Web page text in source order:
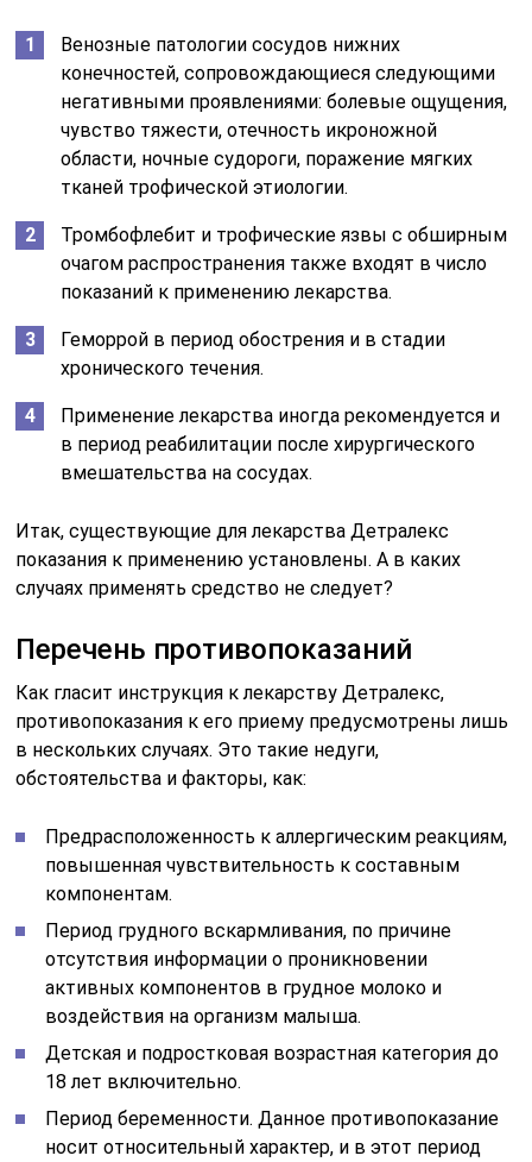
Венозные патологии сосудов нижних
конечностей, сопровождающиеся следующими
негативными проявлениями: болевые ощущения,
чувство тяжести, отечность икроножной
области, ночные судороги, поражение мягких
тканей трофической этиологии.
Тромбофлебит и трофические язвы с обширным
очагом распространения также входят в число
показаний к применению лекарства.
Геморрой в период обострения и в стадии
хронического течения.
Применение лекарства иногда рекомендуется и
в период реабилитации после хирургического
вмешательства на сосудах.
Итак, существующие для лекарства Детралекс
показания к применению установлены. А в каких
случаях применять средство не следует?
Перечень противопоказаний
Как гласит инструкция к лекарству Детралекс,
противопоказания к его приему предусмотрены лишь
в нескольких случаях. Это такие недуги,
обстоятельства и факторы, как:
Предрасположенность к аллергическим реакциям,
повышенная чувствительность к составным
компонентам.
Период грудного вскармливания, по причине
отсутствия информации о проникновении
активных компонентов в грудное молоко и
воздействия на организм малыша.
Детская и подростковая возрастная категория до
18 лет включительно.
Период беременности. Данное противопоказание
носит относительный характер, и в этот период